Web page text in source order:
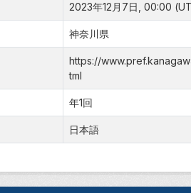
2023年12月7日, 00:00
神奈川県
https://
tml
年1回
日本語